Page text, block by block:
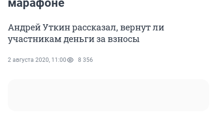
марафоне
Андрей Уткин рассказал, вернут ли
участникам деньги за взносы
2 августа 2020, 11:00 8 356